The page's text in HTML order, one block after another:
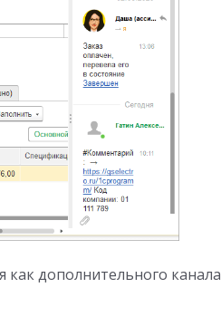
дополнительного канала